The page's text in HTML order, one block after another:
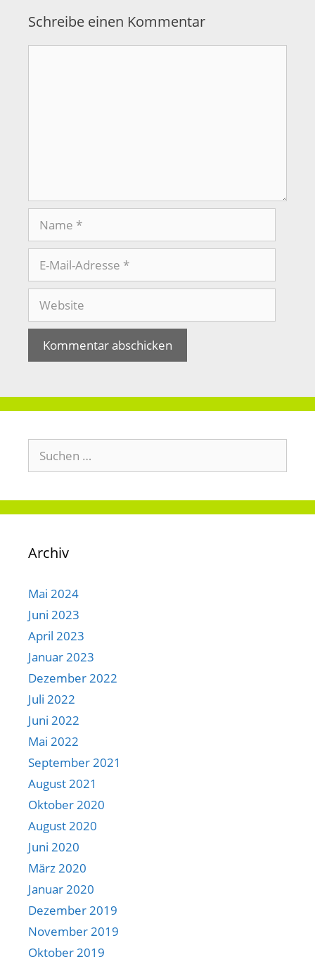
Schreibe einen Kommentar
Mail-
Adresse
Website
Suchen
nach:
Archiv
Mai 2024
Juni 2023
April 2023
Januar 2023
Dezember 2022
Juli 2022
Juni 2022
Mai 2022
September 2021
August 2021
Oktober 2020
August 2020
Juni 2020
März 2020
Januar 2020
Dezember 2019
November 2019
Oktober 2019